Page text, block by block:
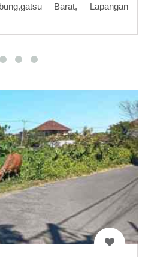
Barat, Lapangan